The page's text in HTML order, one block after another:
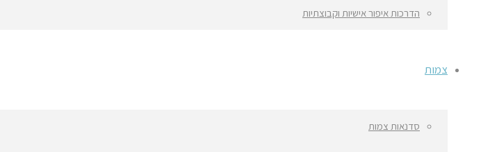
הדרכות איפור אישיות וקבוצתיות
צמות
סדנאות צמות